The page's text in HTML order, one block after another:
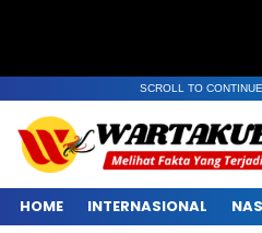
SCROLL TO
HOME INTERNASIONAL